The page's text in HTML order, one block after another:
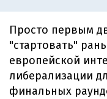
Просто первым
"стартовать"
европейской
либерализации
финальных